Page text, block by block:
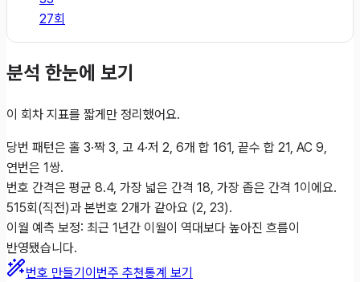
27회
분석 한눈에 보기
이 회차 지표를 짧게만 정리했어요.
당번 패턴은 홀 3·짝 3, 고 4·저 2, 6개 합 161, 끝수 합 21, AC 9,
연번은 1쌍.
번호 간격은 평균 8.4, 가장 넓은 간격 18, 가장 좁은 간격 1이에요.
515회(직전)과 본번호 2개가 같아요 (2, 23).
이월 예측 보정: 최근 1년간 이월이 역대보다 높아진 흐름이
반영됐습니다.
번호 만들기 이번주 추천통계 보기